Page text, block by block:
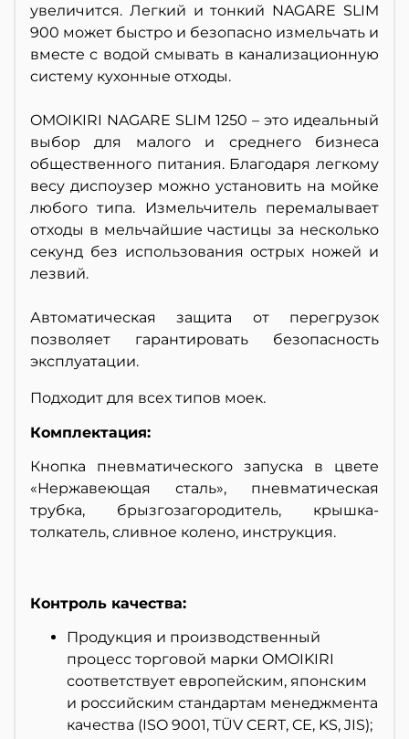
увеличится. Легкий и тонкий NAGARE SLIM
900 может быстро и безопасно измельчать и
вместе с водой смывать в канализационную
систему кухонные отходы.
OMOIKIRI NAGARE SLIM 1250 – это идеальный
выбор для малого и среднего бизнеса
общественного питания. Благодаря легкому
весу диспоузер можно установить на мойке
любого типа. Измельчитель перемалывает
отходы в мельчайшие частицы за несколько
секунд без использования острых ножей и
лезвий.
Автоматическая защита от перегрузок
позволяет гарантировать безопасность
эксплуатации.
Подходит для всех типов моек.
Комплектация:
Кнопка пневматического запуска в цвете
«Нержавеющая сталь», пневматическая
трубка, брызгозагородитель, крышка-
толкатель, сливное колено, инструкция.
Контроль качества:
Продукция и производственный
процесс торговой марки OMOIKIRI
соответствует европейским, японским
и российским стандартам менеджмента
качества (ISO 9001, TÜV CERT, CE, KS, JIS);